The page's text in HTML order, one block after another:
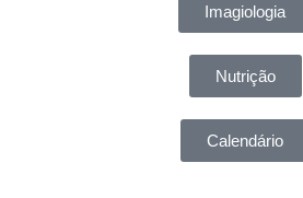
Imagiologia
Nutrição
Calendário